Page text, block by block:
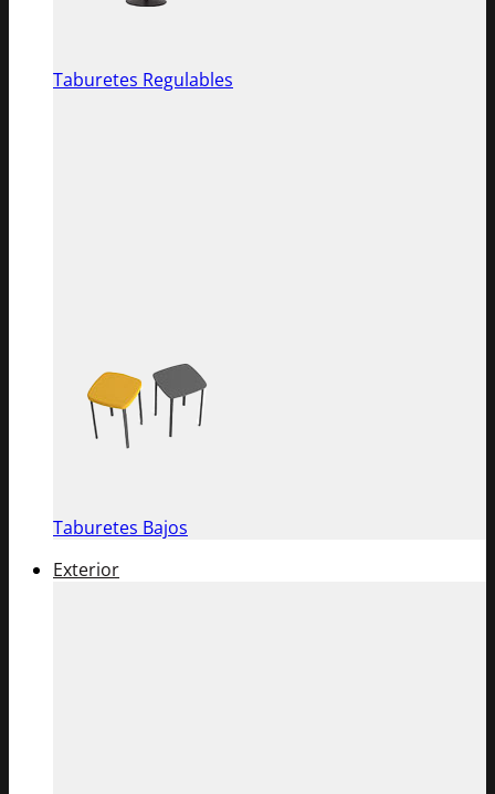
Taburetes Regulables
Taburetes Bajos
Exterior